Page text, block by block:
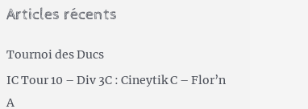
Articles récents
Tournoi des Ducs
IC Tour 10 – Div 3C : Cineytik C – Flor’n
A